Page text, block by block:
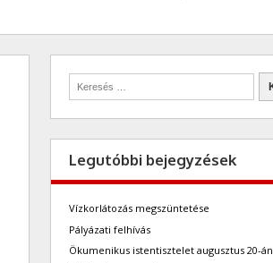
Legutóbbi bejegyzések
Vízkorlátozás megszüntetése
Pályázati felhívás
Ökumenikus istentisztelet augusztus 20-án